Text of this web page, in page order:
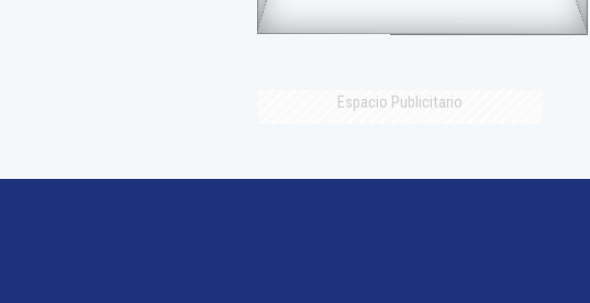
Espacio Publicitario